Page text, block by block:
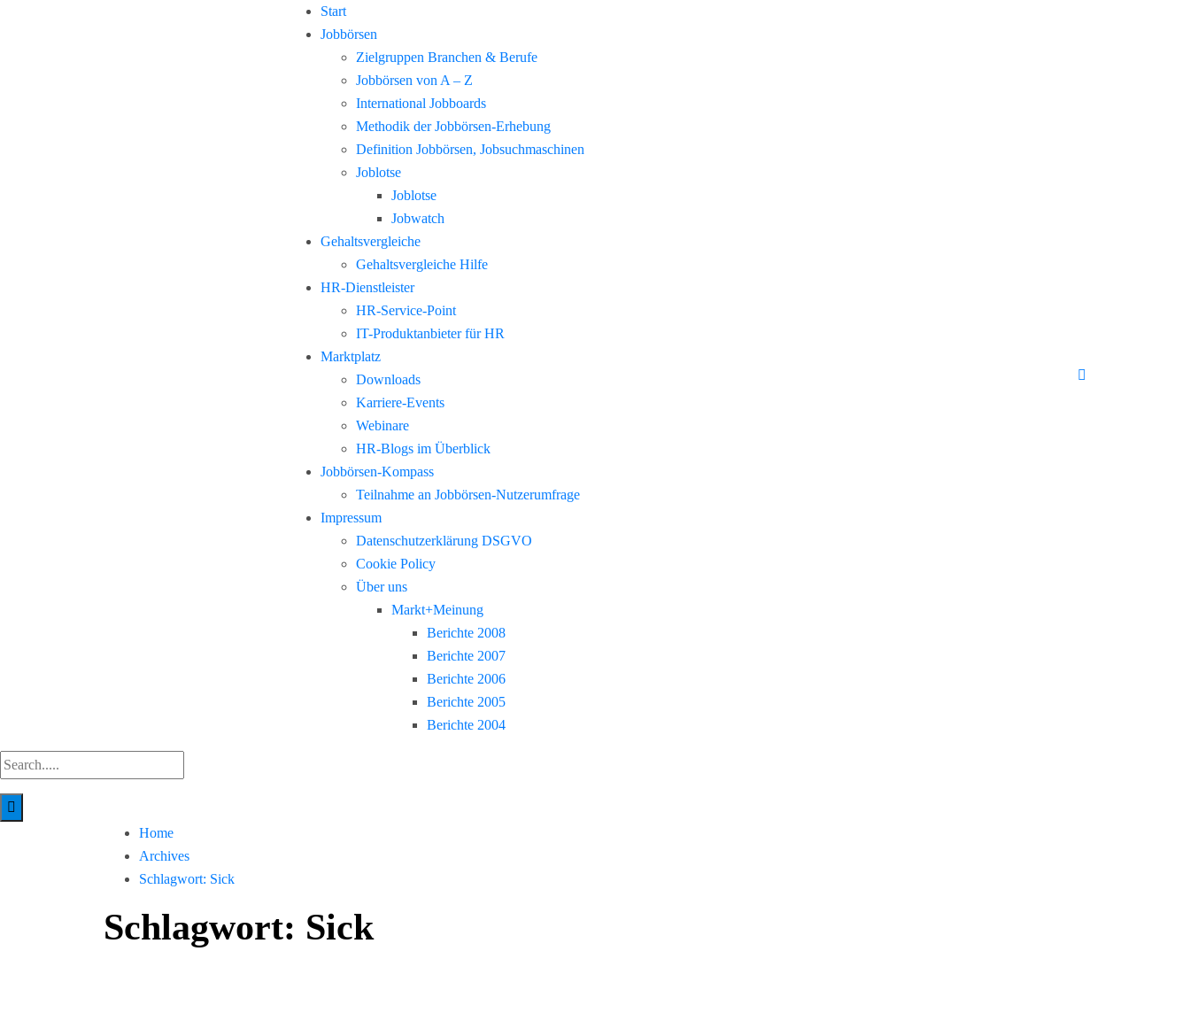
Start
Jobbörsen
Zielgruppen Branchen & Berufe
Jobbörsen von A – Z
International Jobboards
Methodik der Jobbörsen-Erhebung
Definition Jobbörsen, Jobsuchmaschinen
Joblotse
Joblotse
Jobwatch
Gehaltsvergleiche
Gehaltsvergleiche Hilfe
HR-Dienstleister
HR-Service-Point
IT-Produktanbieter für HR
Marktplatz
Downloads
Karriere-Events
Webinare
HR-Blogs im Überblick
Jobbörsen-Kompass
Teilnahme an Jobbörsen-Nutzerumfrage
Impressum
Datenschutzerklärung DSGVO
Cookie Policy
Über uns
Markt+Meinung
Berichte 2008
Berichte 2007
Berichte 2006
Berichte 2005
Berichte 2004
Home
Archives
Schlagwort: Sick
Schlagwort: Sick